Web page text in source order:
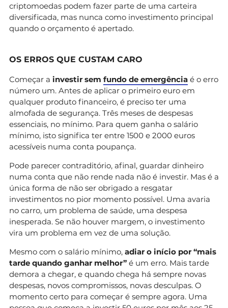
criptomoedas podem fazer parte de uma carteira
diversificada, mas nunca como investimento principal
quando o orçamento é apertado.
OS ERROS QUE CUSTAM CARO
Começar a investir sem fundo de emergência é o erro
número um. Antes de aplicar o primeiro euro em
qualquer produto financeiro, é preciso ter uma
almofada de segurança. Três meses de despesas
essenciais, no mínimo. Para quem ganha o salário
mínimo, isto significa ter entre 1500 e 2000 euros
acessíveis numa conta poupança.
Pode parecer contraditório, afinal, guardar dinheiro
numa conta que não rende nada não é investir. Mas é a
única forma de não ser obrigado a resgatar
investimentos no pior momento possível. Uma avaria
no carro, um problema de saúde, uma despesa
inesperada. Se não houver margem, o investimento
vira um problema em vez de uma solução.
Mesmo com o salário mínimo, adiar o início por “mais
tarde quando ganhar melhor” é um erro. Mais tarde
demora a chegar, e quando chega há sempre novas
despesas, novos compromissos, novas desculpas. O
momento certo para começar é sempre agora. Uma